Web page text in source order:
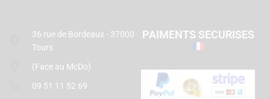
36 rue de Bordeaux - 37000
Tours
(Face au McDo)
09 51 11 52 69
PAIMENTS SECURISES